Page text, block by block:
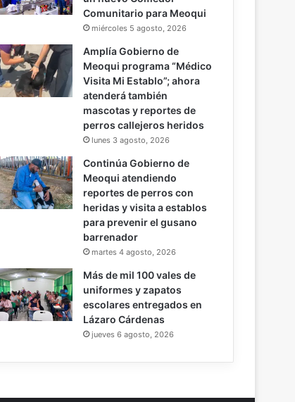
Comunitario para Meoqui
miércoles 5 agosto, 2026
Amplía Gobierno de
Meoqui programa “Médico
Visita Mi Establo”; ahora
atenderá también
mascotas y reportes de
perros callejeros heridos
lunes 3 agosto, 2026
Continúa Gobierno de
Meoqui atendiendo
reportes de perros con
heridas y visita a establos
para prevenir el gusano
barrenador
martes 4 agosto, 2026
Más de mil 100 vales de
uniformes y zapatos
escolares entregados en
Lázaro Cárdenas
jueves 6 agosto, 2026